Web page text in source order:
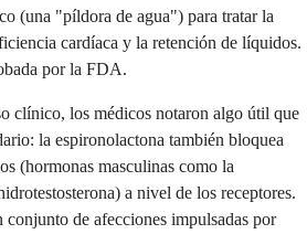
(una "píldora de agua") para tratar la
cardíaca y la retención de líquidos.
por la FDA.
clínico, los médicos notaron algo útil que
la espironolactona también bloquea
(hormonas masculinas como la
a nivel de los receptores.
de afecciones impulsadas por